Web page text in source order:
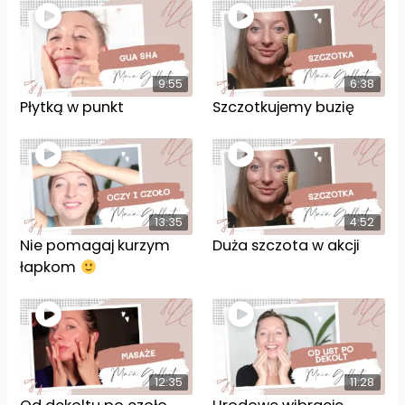
9:55
Płytką w punkt
6:38
Szczotkujemy buzię
13:35
Nie pomagaj kurzym
łapkom
4:52
Duża szczota w akcji
12:35 11:28